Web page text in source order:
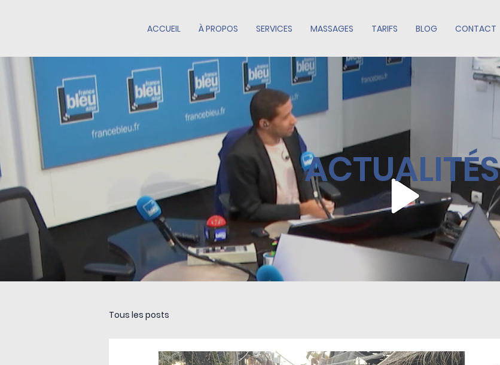
ACCUEIL À PROPOS SERVICES MASSAGES TARIFS BLOG CONTACT
ACTUALITÉS
Tous les posts